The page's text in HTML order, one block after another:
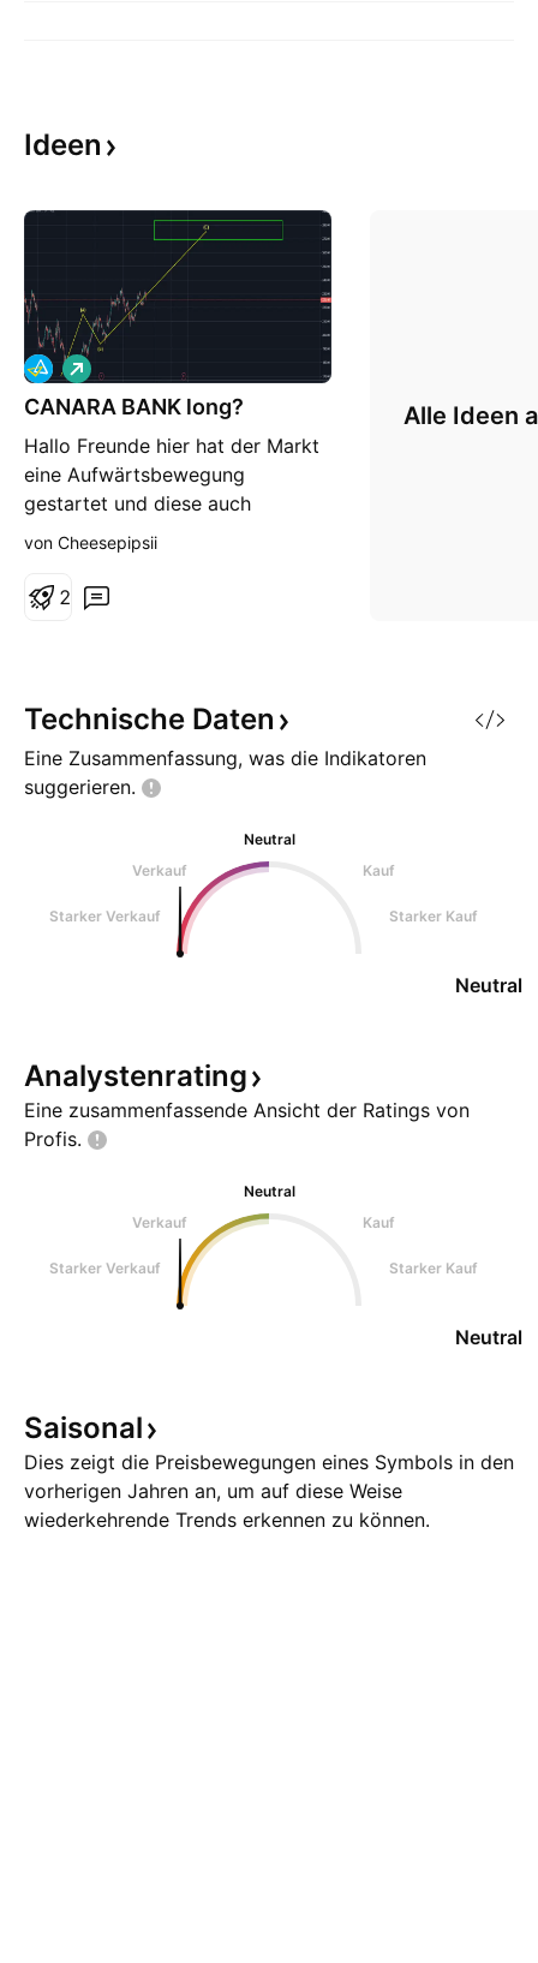
Ideen
CANARA BANK long?
Hallo Freunde hier hat der Markt
eine Aufwärtsbewegung
gestartet und diese auch
aktiviert. Unser Ziel ist die grüne
Hinweis: Diese Analyse stellt
L
o
n
von Cheesepipsii
2
Alle Ideen
Technische Daten
Eine Zusammenfassung, was die Indikatoren
suggerieren.
Neutral
Verkauf
Kauf
Starker Verkauf Starker Kauf
Neutral
Analystenrating
Eine zusammenfassende Ansicht der Ratings von
Profis.
Neutral
Verkauf
Kauf
Starker Verkauf Starker Kauf
Neutral
Saisonal
Dies zeigt die Preisbewegungen eines Symbols in den
vorherigen Jahren an, um auf diese Weise
wiederkehrende Trends erkennen zu können.